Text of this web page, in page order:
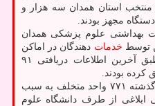
منتخب استان همدان سه هزار و
بهداشتی علوم پزشکی همدان
توسط خدمات دهندگان در اماکن
عمومی نیز بررسی گردید که طبق آخرین اطلاعات دریافتی ۹۱
کرده بودند.
رفعتی اظهار داشت: در یک هفته گذشته ۷۷۱ واحد متخلف به سبب
ابلاغی از طرف دانشگاه علوم